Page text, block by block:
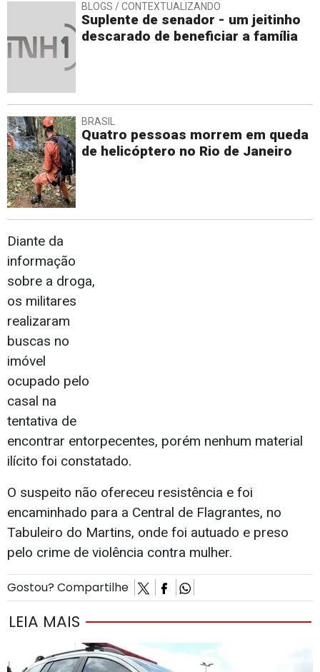
BLOGS / CONTEXTUALIZANDO
Suplente de senador - um jeitinho
descarado de beneficiar a família
BRASIL
Quatro pessoas morrem em queda
de helicóptero no Rio de Janeiro
Diante da
informação
sobre a droga,
os militares
realizaram
buscas no
imóvel
ocupado pelo
casal na
tentativa de
encontrar entorpecentes, porém nenhum material
ilícito foi constatado.
O suspeito não ofereceu resistência e foi
encaminhado para a Central de Flagrantes, no
Tabuleiro do Martins, onde foi autuado e preso
pelo crime de violência contra mulher.
Gostou? Compartilhe
LEIA MAIS